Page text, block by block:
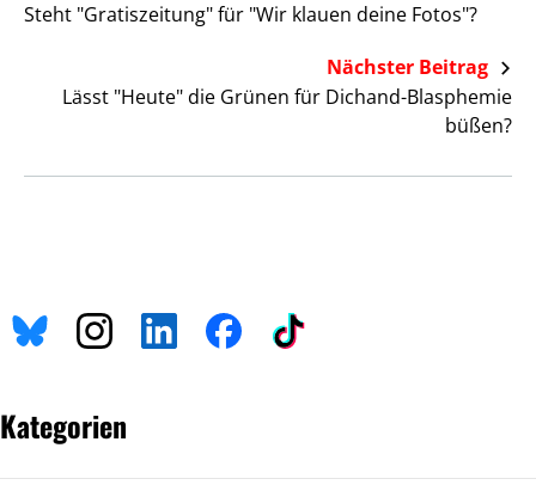
Steht "Gratiszeitung" für "Wir klauen deine Fotos"?
Nächster Beitrag
Lässt "Heute" die Grünen für Dichand-Blasphemie
büßen?
Kategorien